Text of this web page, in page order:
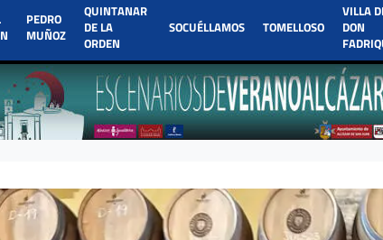
PEDRO
MUÑOZ
QUINTANAR
DE LA
ORDEN
SOCUÉLLAMOS TOMELLOSO
VILLA
DON